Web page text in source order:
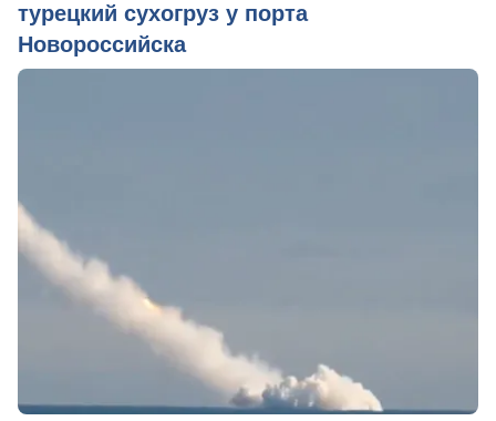
турецкий сухогруз у порта
Новороссийска